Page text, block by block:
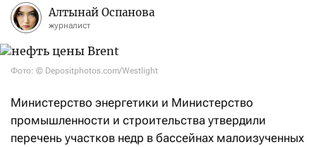
Алтынай Оспанова
журналист
Фото: © Depositphotos.com/Westlight
Министерство энергетики и Министерство
промышленности и строительства утвердили
перечень участков недр в бассейнах малоизученных